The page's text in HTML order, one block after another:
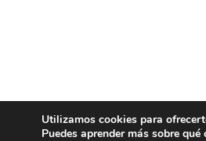
Utilizamos cookies para
Puedes aprender más sobre